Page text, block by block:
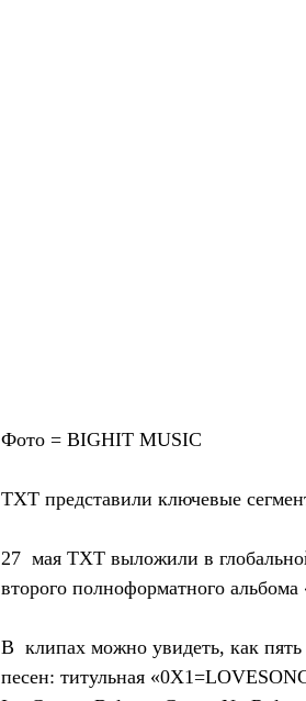
Фото = BIGHIT MUSIC
TXT представили ключевые
27  мая TXT выложили в
второго полноформатного
В  клипах можно увидеть, как
песен: титульная